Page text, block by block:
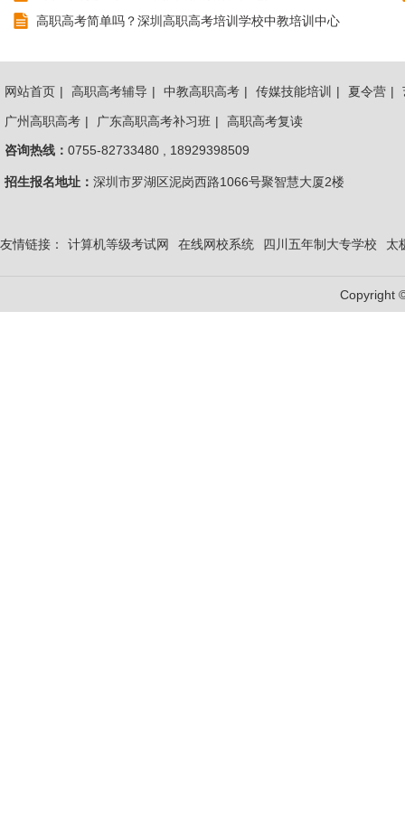
高职高考简单吗？深圳高职高考培训学校中教培训中心
网站首页 | 高职高考辅导 | 中教高职高考 | 传媒技能培训 | 夏令营 |
广州高职高考 | 广东高职高考补习班 |
高职高考复读
咨询热线： 0755-82733480 , 18929398509
招生报名地址： 深圳市罗湖区泥岗西路1066号聚智慧大厦2楼
友情链接： 计算机等级考试网 在线网校系统 四川五年制大专学校 太
Copyright